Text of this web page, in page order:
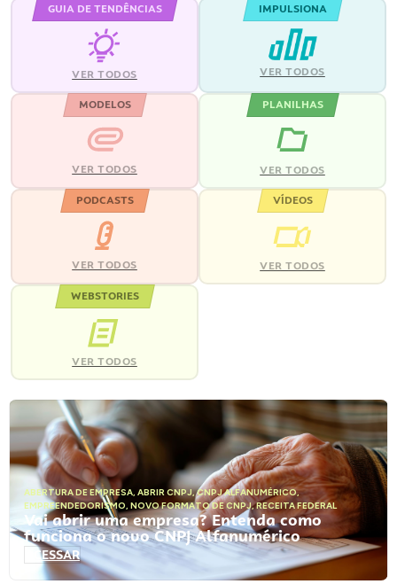
GUIA DE TENDÊNCIAS
VER TODOS
IMPULSIONA
VER TODOS
MODELOS
VER TODOS
PLANILHAS
VER TODOS
PODCASTS
VER TODOS
VÍDEOS
VER TODOS
WEBSTORIES
VER TODOS
ABERTURA DE EMPRESA, ABRIR CNPJ,CNPJ ALFANUMÉRICO,
EMPREENDEDORISMO, NOVO FORMATO DE CNPJ,RECEITA FEDERAL
Vai abrir uma empresa? Entenda como
funciona o novo CNPJ Alfanumérico
ACESSAR